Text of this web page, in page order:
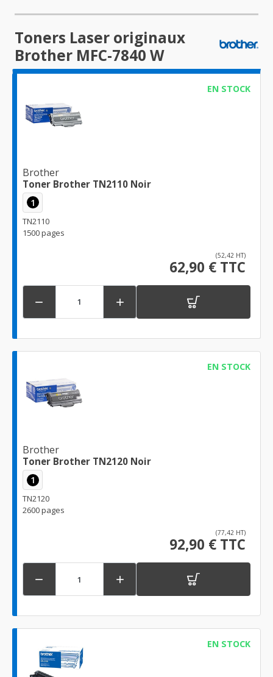
Toners Laser originaux
Brother MFC-7840 W
EN STOCK
Brother
Toner Brother TN2110 Noir
1
TN2110
1500 pages
(52,42 HT)
62,90 € TTC
 
EN STOCK
Brother
Toner Brother TN2120 Noir
1
TN2120
2600 pages
(77,42 HT)
92,90 € TTC
 
EN STOCK